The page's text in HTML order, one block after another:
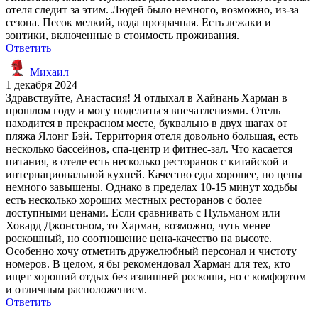
отеля следит за этим. Людей было немного, возможно, из-за
сезона. Песок мелкий, вода прозрачная. Есть лежаки и
зонтики, включенные в стоимость проживания.
Ответить
Михаил
1 декабря 2024
Здравствуйте, Анастасия! Я отдыхал в Хайнань Харман в
прошлом году и могу поделиться впечатлениями. Отель
находится в прекрасном месте, буквально в двух шагах от
пляжа Ялонг Бэй. Территория отеля довольно большая, есть
несколько бассейнов, спа-центр и фитнес-зал. Что касается
питания, в отеле есть несколько ресторанов с китайской и
интернациональной кухней. Качество еды хорошее, но цены
немного завышены. Однако в пределах 10-15 минут ходьбы
есть несколько хороших местных ресторанов с более
доступными ценами. Если сравнивать с Пульманом или
Ховард Джонсоном, то Харман, возможно, чуть менее
роскошный, но соотношение цена-качество на высоте.
Особенно хочу отметить дружелюбный персонал и чистоту
номеров. В целом, я бы рекомендовал Харман для тех, кто
ищет хороший отдых без излишней роскоши, но с комфортом
и отличным расположением.
Ответить